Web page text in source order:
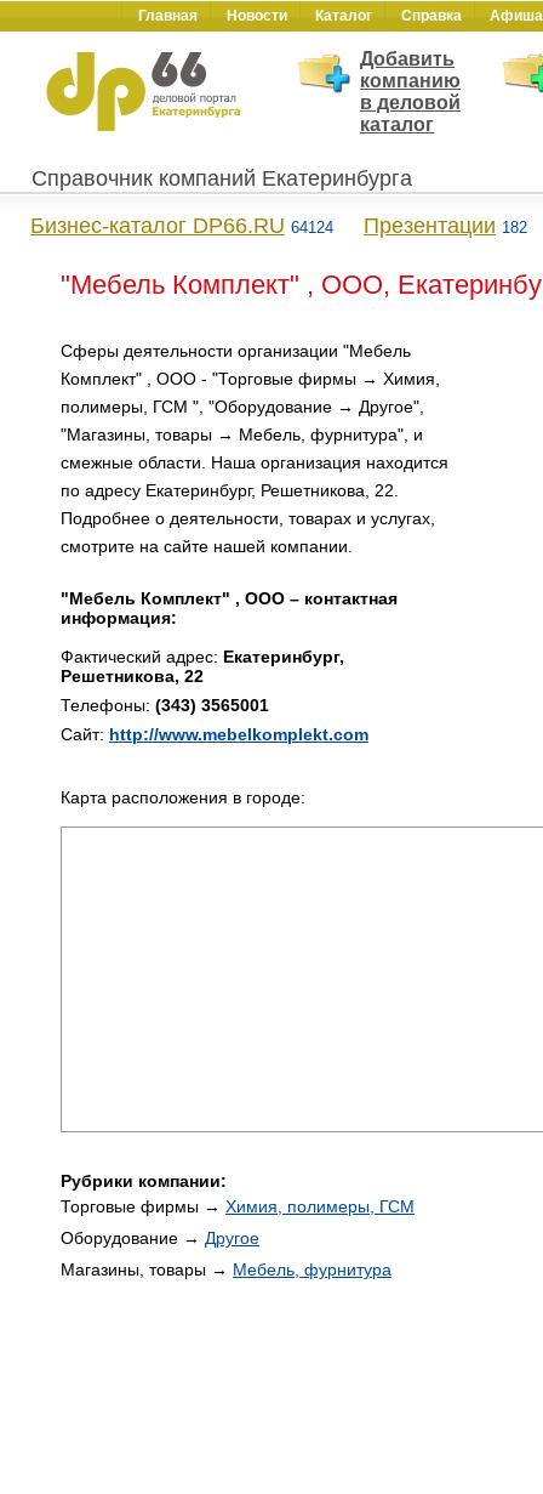
Главная Новости Каталог Справка Афиша
Добавить
компанию
в деловой
каталог
Справочник компаний Екатеринбурга
Бизнес-каталог DP66.RU 64124 Презентации 182
"Мебель Комплект" , ООО,
Сферы деятельности организации "Мебель
Комплект" , ООО - "Торговые фирмы → Химия,
полимеры, ГСМ ", "Оборудование → Другое",
"Магазины, товары → Мебель, фурнитура", и
смежные области. Наша организация находится
по адресу Екатеринбург, Решетникова, 22.
Подробнее о деятельности, товарах и услугах,
смотрите на сайте нашей компании.
"Мебель Комплект" , ООО – контактная
информация:
Фактический адрес: Екатеринбург,
Решетникова, 22
Телефоны: (343) 3565001
Сайт: http://www.mebelkomplekt.com
Карта расположения в городе:
Рубрики компании:
Торговые фирмы → Химия, полимеры, ГСМ
Оборудование → Другое
Магазины, товары → Мебель, фурнитура